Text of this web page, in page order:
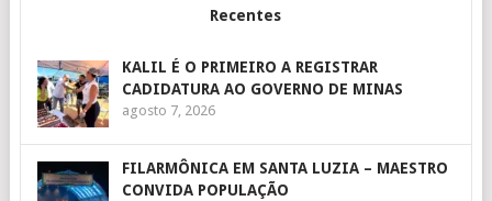
Recentes
KALIL É O PRIMEIRO A REGISTRAR
CADIDATURA AO GOVERNO DE MINAS
agosto 7, 2026
FILARMÔNICA EM SANTA LUZIA – MAESTRO
CONVIDA POPULAÇÃO